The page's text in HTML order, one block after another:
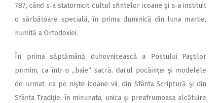
787, când s‑a statornicit cultul sfintelor icoane şi s‑a instituit
o sărbătoare specială, în prima duminică din luna martie,
numită a Ortodoxiei.
În prima săptămână duhovnicească a Postului Paştilor
primim, ca într‑o „baie“ sacră, darul pocăinţei şi modelele
de urmat, ca pe nişte icoane vii, din Sfânta Scriptură şi din
Sfânta Tradiţie, în minunata, unica şi preafrumoasa alcătuire